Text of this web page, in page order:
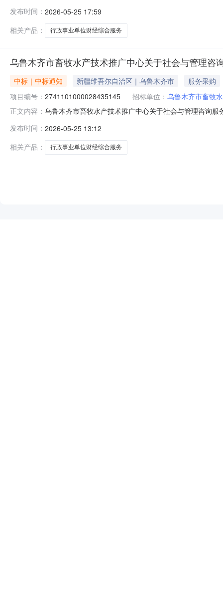
政事业单位财经综合服务项目（预决算业务、内控系统
发布时间： 2026-05-25 17:59
相关产品：
行政事业单位财经综合服务
乌鲁木齐市畜牧水产技术推广中心关于社会与管理咨
中标｜中标通知 新疆维吾尔自治区｜乌鲁木齐市
服务采购
项目编号： 2741101000028435145 招标单位： 乌鲁木齐市畜牧
正文内容： 乌鲁木齐市畜牧水产技术推广中心关于社会与管理咨询
划文号:采购计划金额（元）:项目所在行政区划编码
发布时间： 2026-05-25 13:12
相关产品：
行政事业单位财经综合服务